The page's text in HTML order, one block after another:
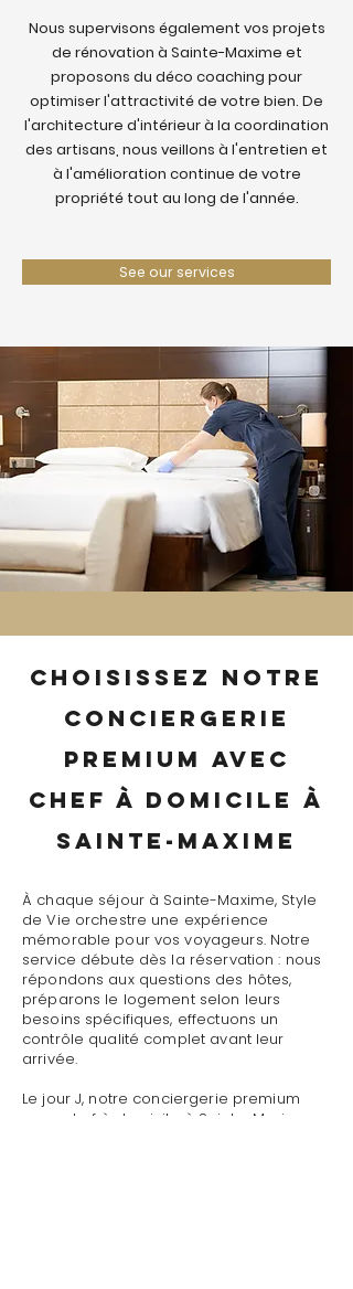
Nous supervisons également vos projets
de rénovation à Sainte-Maxime et
proposons du déco coaching pour
optimiser l'attractivité de votre bien. De
l'architecture d'intérieur à la coordination
des artisans, nous veillons à l'entretien et
à l'amélioration continue de votre
propriété tout au long de l'année.
See our services
Choisissez notre
conciergerie
premium avec
chef à domicile à
Sainte-Maxime
À chaque séjour à Sainte-Maxime, Style
de Vie orchestre une expérience
mémorable pour vos voyageurs. Notre
service débute dès la réservation : nous
répondons aux questions des hôtes,
préparons le logement selon leurs
besoins spécifiques, effectuons un
contrôle qualité complet avant leur
arrivée.
Le jour J, notre conciergerie premium
avec chef à domicile à Sainte-Maxime